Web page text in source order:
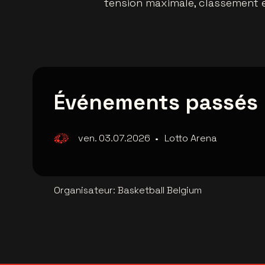
Événements passés
ven. 03.07.2026 • Lotto Arena
Organisateur: Basketball Belgium